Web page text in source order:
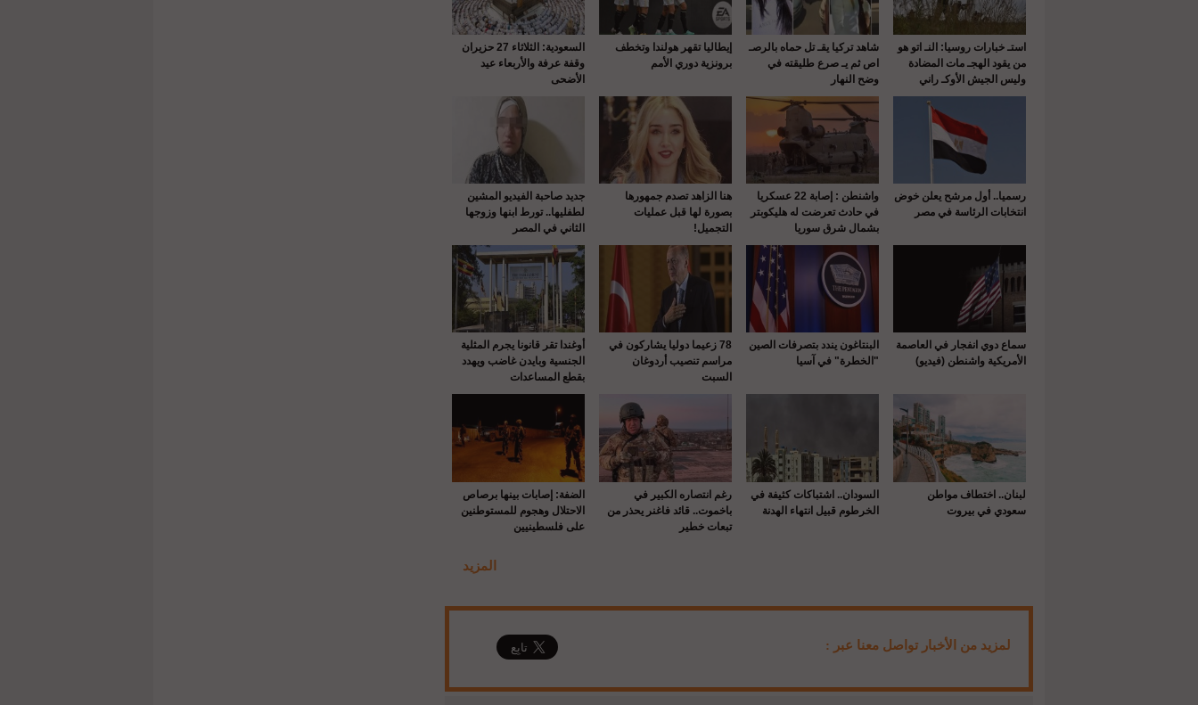
استـ خبارات روسيا: النـ اتو هو
من يقود الهجـ مات المضادة
وليس الجيش الأوكـ راني
شاهد تركيا يقـ تل حماه بالرصـ
اص ثم يـ صرع طليقته في
وضح النهار
إيطاليا تقهر هولندا وتخطف
برونزية دوري الأمم
السعودية: الثلاثاء 27 حزيران
وقفة عرفة والأربعاء عيد
الأضحى
رسميا.. أول مرشح يعلن خوض
انتخابات الرئاسة في مصر
واشنطن : إصابة 22 عسكريا
في حادث تعرضت له هليكوبتر
بشمال شرق سوريا
هنا الزاهد تصدم جمهورها
بصورة لها قبل عمليات
التجميل!
جديد صاحبة الفيديو المشين
لطفليها.. تورط ابنها وزوجها
الثاني في المصر
سماع دوي انفجار في العاصمة
الأمريكية واشنطن (فيديو)
البنتاغون يندد بتصرفات الصين
"الخطرة" في آسيا
78 زعيما دوليا يشاركون في
مراسم تنصيب أردوغان
السبت
أوغندا تقر قانونا يجرم المثلية
الجنسية وبايدن غاضب ويهدد
بقطع المساعدات
لبنان.. اختطاف مواطن
سعودي في بيروت
السودان.. اشتباكات كثيفة في
الخرطوم قبيل انتهاء الهدنة
رغم انتصاره الكبير في
باخموت.. قائد فاغنر يحذر من
تبعات خطير
الضفة: إصابات بينها برصاص
الاحتلال وهجوم للمستوطنين
على فلسطينيين
المزيد
لمزيد من الأخبار تواصل معنا عبر :